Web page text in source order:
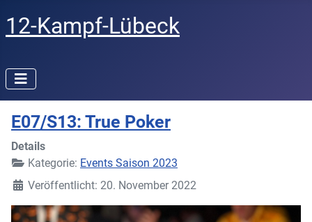
12-Kampf-Lübeck
E07/S13: True Poker
Details
Kategorie: Events Saison 2023
Veröffentlicht: 20. November 2022